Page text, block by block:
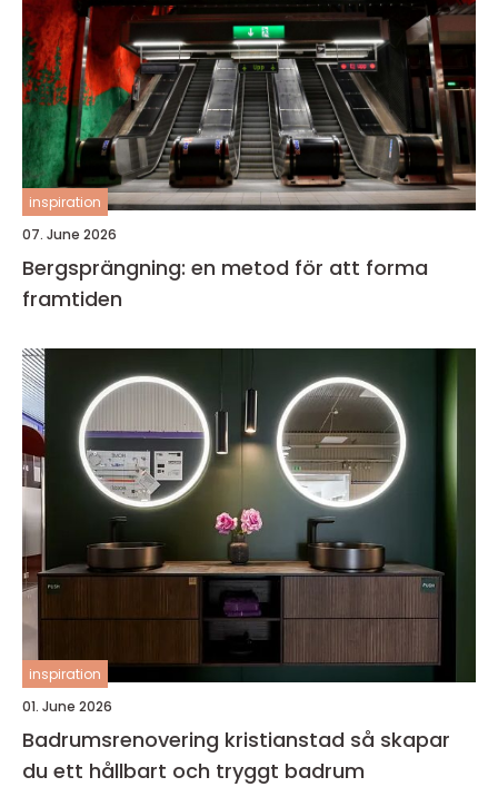
inspiration
07. June 2026
Bergsprängning: en metod för att forma
framtiden
inspiration
01. June 2026
Badrumsrenovering kristianstad så skapar
du ett hållbart och tryggt badrum